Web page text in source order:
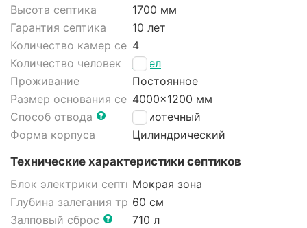
Высота септика
1700 мм
Гарантия септика
10 лет
Количество камер септика
4
Количество человек
8 чел
Проживание
Постоянное
Размер основания септика4000x1200 мм
Способ отвода
Самотечный
Форма корпуса
Цилиндрический
Технические характеристики септиков
Блок электрики септикаМокрая зона
Глубина залегания трубы60 см
Залповый сброс
710 л